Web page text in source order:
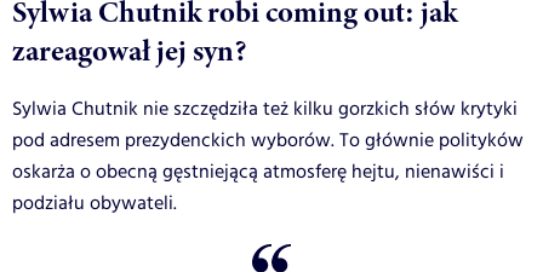
Sylwia Chutnik robi coming out: jak
zareagował jej syn?
Sylwia Chutnik nie szczędziła też kilku gorzkich słów krytyki
pod adresem prezydenckich wyborów. To głównie polityków
oskarża o obecną gęstniejącą atmosferę hejtu, nienawiści i
podziału obywateli.